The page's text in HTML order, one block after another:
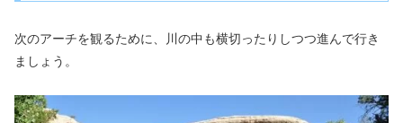
次のアーチを観るために、川の中も横切ったりしつつ進んで行き
ましょう。